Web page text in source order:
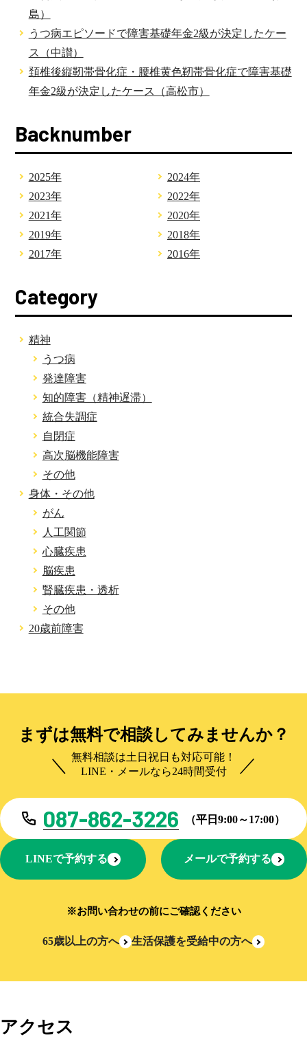
島）
うつ病エピソードで障害基礎年金2級が決定したケー
ス（中讃）
頚椎後縦靭帯骨化症・腰椎黄色靭帯骨化症で障害基礎
年金2級が決定したケース（高松市）
Backnumber
2025年
2024年
2023年
2022年
2021年
2020年
2019年
2018年
2017年
2016年
Category
精神
うつ病
発達障害
知的障害（精神遅滞）
統合失調症
自閉症
高次脳機能障害
その他
身体・その他
がん
人工関節
心臓疾患
脳疾患
腎臓疾患・透析
その他
20歳前障害
まずは無料で相談してみませんか？
無料相談は土日祝日も対応可能！
LINE・メールなら24時間受付
087-862-3226 （平日9:00～17:00）
LINEで予約する メールで予約する
※お問い合わせの前にご確認ください
65歳以上の方へ 生活保護を受給中の方へ
アクセス